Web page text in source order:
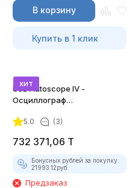
В корзину
Купить в 1 клик
хит
USB Autoscope IV -
Осциллограф
комплект)
5.0 (3)
732 371,06 T
Бонусных рублей за покупку:
21993.12руб.
Предзаказ